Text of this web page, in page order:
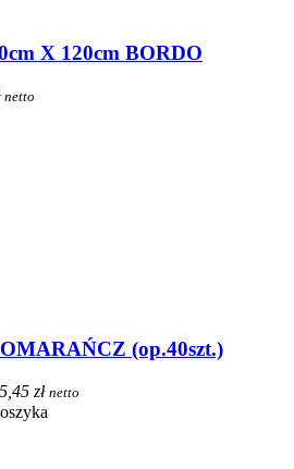
X 120cm BORDO
netto
(op.40szt.)
5,45 zł netto